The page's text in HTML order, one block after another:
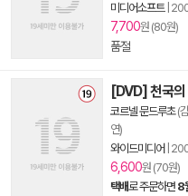
미디어소프트|
7,700원 (80원)
품절
[DVD] 천국의
코르넬 문드루초(
연)
와이드미디어
6,600원 (70원)
택배로 주문하면 8